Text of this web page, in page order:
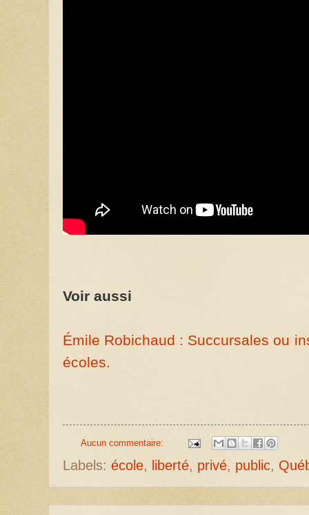
Voir aussi
Émile Robichaud : Succursales ou
écoles.
Aucun commentaire:
Labels: école, liberté, privé, public,